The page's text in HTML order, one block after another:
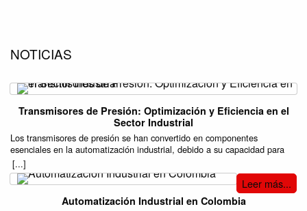
NOTICIAS
Transmisores de Presión: Optimización y Eficiencia en el
Sector Industrial
Los transmisores de presión se han convertido en componentes
esenciales en la automatización industrial, debido a su capacidad para
mejorar la precisión y eficiencia en una variedad de procesos. Estos
dispositivos son responsables de medir la presión de gases o líquidos en
sistemas cerrados, transformando esa información en señales eléctricas
que pueden ser monitoreadas y controladas. Su aplicación se extiende a
múltiples industrias, incluyendo la manufactura, el sector petroquímico, el
[...]
Leer más...
Automatización Industrial en Colombia